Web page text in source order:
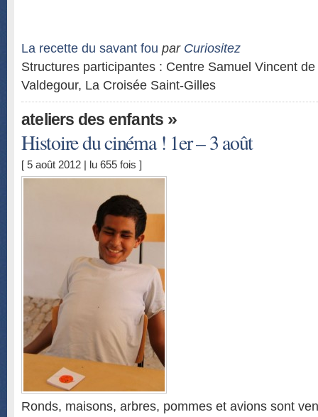
La recette du savant fou par Curiositez
Structures participantes : Centre Samuel Vincent
Valdegour, La Croisée Saint-Gilles
ateliers des enfants »
Histoire du cinéma ! 1er – 3 août
[ 5 août 2012 | lu 655 fois ]
Ronds, maisons, arbres, pommes et avions sont